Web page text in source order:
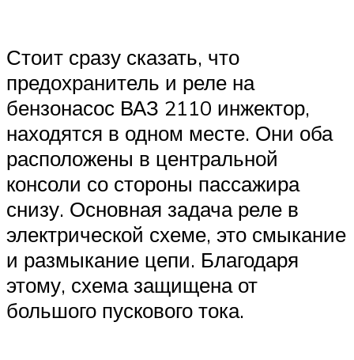
Стоит сразу сказать, что
предохранитель и реле на
бензонасос ВАЗ 2110 инжектор,
находятся в одном месте. Они оба
расположены в центральной
консоли со стороны пассажира
снизу. Основная задача реле в
электрической схеме, это смыкание
и размыкание цепи. Благодаря
этому, схема защищена от
большого пускового тока.